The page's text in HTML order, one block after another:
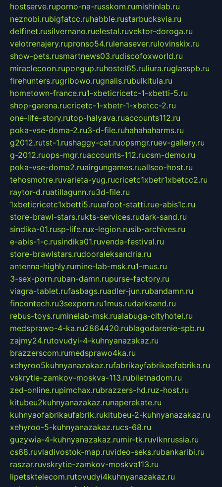
hostserve.ruporno-na-russkom.rumishinlab.ru
neznobi.rubigfatcc.ruhabble.rustarbucksvia.ru
delfinet.rusilvernano.ruelestal.ruvektor-doroga.ru
velotrenajery.rupronso54.rulenasever.rulovinskix.ru
show-pets.rusmartnews03.rudiscofoxworld.ru
miraclecoon.rupongup.ruhostel65.ruliura.ruglasspb.ru
firehunters.rugribowo.rugnalis.rubulkitula.ru
hometown-france.ru1-xbeticricetc-1-xbetti-5.ru
shop-garena.rucricetc-1-xbetr-1-xbetcc-2.ru
one-life-story.rutop-halyava.ruaccounts112.ru
poka-vse-doma-2.ru3-d-file.ruhahahaharms.ru
g2012.rutst-1.rushaggy-cat.ruopsmgr.ruev-gallery.ru
g-2012.ruops-mgr.ruaccounts-112.rucsm-demo.ru
poka-vse-doma2.ruairgungames.ruallseo-host.ru
tehosmotre.ruvarieta-yug.rucricetc1xbetr1xbetcc2.ru
raytor-d.ruatillagunn.ru3d-file.ru
1xbeticricetc1xbetti5.ruuafoot-statti.rue-abis1c.ru
store-brawl-stars.rukts-services.rudark-sand.ru
sindika-01.rusp-life.rux-legion.rusib-archives.ru
e-abis-1-c.rusindika01.ruvenda-festival.ru
store-brawlstars.rudooraleksandria.ru
antenna-highly.rumine-lab-msk.ru1-mus.ru
3-sex-porn.ruban-damn.rupurse-factory.ru
viagra-tablet.rufasbags.ruadler-jun.rubandamn.ru
fincontech.ru3sexporn.ru1mus.rudarksand.ru
rebus-toys.ruminelab-msk.rualabuga-cityhotel.ru
medsprawo-4-ka.ru2864420.rublagodarenie-spb.ru
zajmy24.rutovudyi-4-kuhnyanazakaz.ru
brazzerscom.rumedsprawo4ka.ru
xehyroo5kuhnyanazakaz.rufabrikayfabrikaefabrika.ru
vskrytie-zamkov-moskva-113.rubiletnadom.ru
zed-online.rupimchax.rubrazzers-hd.ruz-host.ru
kitubeu2kuhnyanazakaz.runaperekate.ru
kuhnyaofabrikaufabrik.rukitubeu-2-kuhnyanazakaz.ru
xehyroo-5-kuhnyanazakaz.rucs-68.ru
guzywia-4-kuhnyanazakaz.rumir-tk.ruvlknrussia.ru
cs68.ruvladivostok-map.ruvideo-seks.rubankaribi.ru
raszar.ruvskrytie-zamkov-moskva113.ru
lipetsktelecom.rutovudyi4kuhnyanazakaz.ru